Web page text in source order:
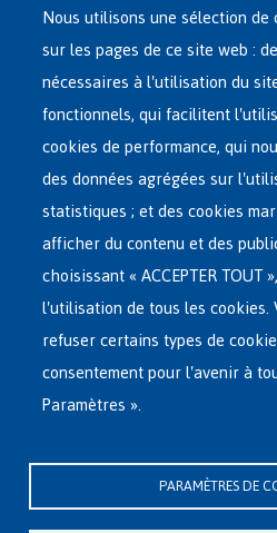
Main
French
Menu
ASILE EN BELGIQUE
RÉSEAU D'ACCUEIL
RETOUR VOLONTAIRE
INTERNATIONAL
À PROPOS DE FEDASIL
Rue des Chartreux 21 , 1000
E-mail : info@fedasil.be • T : +32-(0)2-
Nous utilisons une sélection
sur les pages de ce site web :
nécessaires à l'utilisation du
fonctionnels, qui facilitent
cookies de performance, qui
des données agrégées sur
statistiques ; et des cookies
afficher du contenu et des
choisissant « ACCEPTER TOUT
l'utilisation de tous les cookies.
refuser certains types de
consentement pour l'avenir à
Paramètres ».
PARAMÈTRES DE